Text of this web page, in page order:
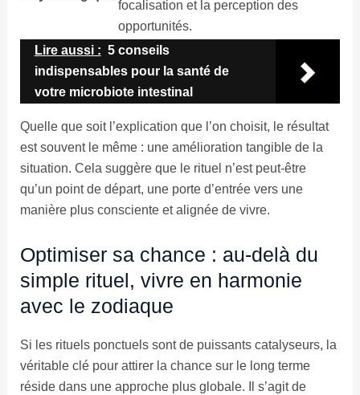
focalisation et la perception des
opportunités.
Lire aussi : 5 conseils
indispensables pour la santé de
votre microbiote intestinal
Quelle que soit l’explication que l’on choisit, le résultat
est souvent le même : une amélioration tangible de la
situation. Cela suggère que le rituel n’est peut-être
qu’un point de départ, une porte d’entrée vers une
manière plus consciente et alignée de vivre.
Optimiser sa chance : au-delà du
simple rituel, vivre en harmonie
avec le zodiaque
Si les rituels ponctuels sont de puissants catalyseurs, la
véritable clé pour attirer la chance sur le long terme
réside dans une approche plus globale. Il s’agit de